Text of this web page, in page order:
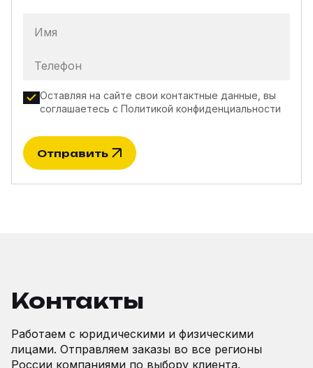
Имя
Телефон
Оставляя на сайте свои контактные данные, вы
соглашаетесь с Политикой конфиденциальности
Отправить
Контакты
Работаем с юридическими и физическими
лицами. Отправляем заказы во все регионы
России компаниями по выбору клиента.